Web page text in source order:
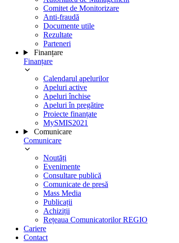
Comitet de Monitorizare
Anti-fraudă
Documente utile
Rezultate
Parteneri
Finanțare
Finanțare
Calendarul apelurilor
Apeluri active
Apeluri închise
Apeluri în pregătire
Proiecte finanțate
MySMIS2021
Comunicare
Comunicare
Noutăți
Evenimente
Consultare publică
Comunicate de presă
Mass Media
Publicații
Achiziții
Rețeaua Comunicatorilor REGIO
Cariere
Contact